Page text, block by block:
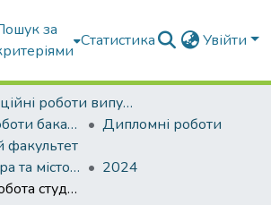
за
Статистика Увійти
Атестаційні роботи випускників
Атестаційні роботи бакалаврів
Дипломні роботи
факультет
191 Архітектура та містобудування
2024
Атестаційна робота студента Дубенюка Ярослава Юрійовича